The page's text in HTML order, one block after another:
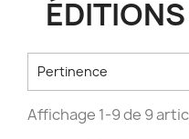
ÉDITIONS
Pertinence
Affichage 1-9 de 9